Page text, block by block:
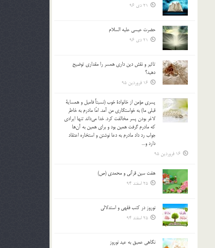
21 دی 96
حضرت عیسی علیه السلام
21 دی 96
تاثير و نقش دين داري همسر را مقداري توضيح
دهيد؟
16 فروردین 95
پسري مؤمن از خانوادة خوب (نسبتاً فاميل و همساية
قبلي ما) به خواستگاري من آمد. امّا مادرم به خاطر
لاغر بودن پسر مخالفت كرد. خدا مي‌داند تنها ايرادي
كه مادرم گرفت همين بود و براي همين به آن‌ها
جواب رد داد مادرم به دعا نوشتن و استخاره اعتقاد
دارد و…
16 فروردین 95
هفت سین قرآنی و محمدی (ص)
25 اسفند 94
نوروز در كتب فقهى و استدلالى‏
25 اسفند 94
نگاهى عميق به عيد نوروز